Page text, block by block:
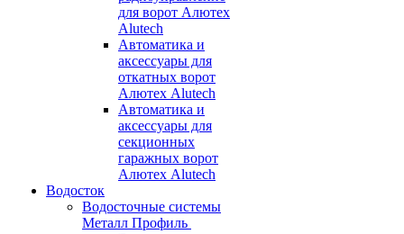
для ворот Алютех
Alutech
Автоматика и
аксессуары для
откатных ворот
Алютех Alutech
Автоматика и
аксессуары для
секционных
гаражных ворот
Алютех Alutech
Водосток
Водосточные системы
Металл Профиль